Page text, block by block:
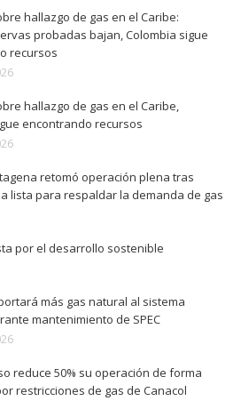
hallazgo de gas en el Caribe:
probadas bajan, Colombia sigue
recursos
hallazgo de gas en el Caribe,
encontrando recursos
retomó operación plena tras
lista para respaldar la demanda de gas
por el desarrollo sostenible
más gas natural al sistema
mantenimiento de SPEC
reduce 50% su operación de forma
restricciones de gas de Canacol